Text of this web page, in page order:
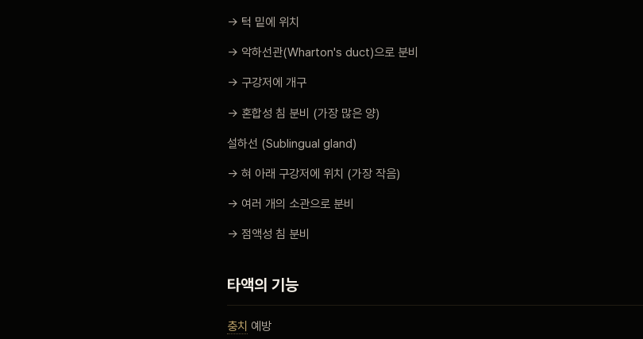
→ 턱 밑에 위치
→ 악하선관(Wharton's duct)으로 분비
→ 구강저에 개구
→ 혼합성 침 분비 (가장 많은 양)
설하선 (Sublingual gland)
→ 혀 아래 구강저에 위치 (가장 작음)
→ 여러 개의 소관으로 분비
→ 점액성 침 분비
타액의 기능
충치 예방